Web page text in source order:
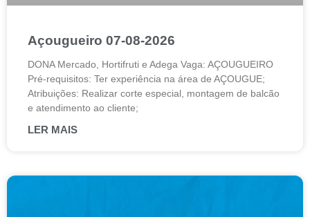
Açougueiro 07-08-2026
DONA Mercado, Hortifruti e Adega Vaga: AÇOUGUEIRO
Pré-requisitos: Ter experiência na área de AÇOUGUE;
Atribuições: Realizar corte especial, montagem de balcão
e atendimento ao cliente;
LER MAIS